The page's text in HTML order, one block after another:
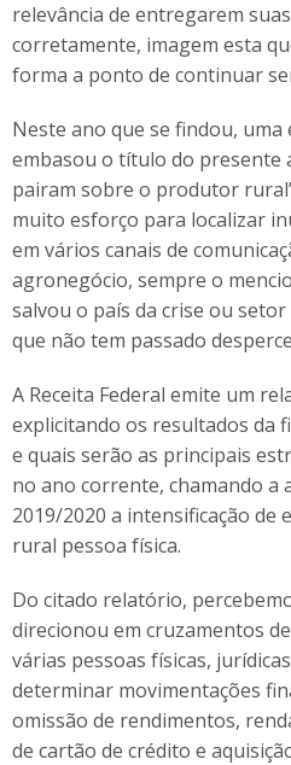
relevância de entregarem
corretamente, imagem esta
forma a ponto de continuar
Neste ano que se findou,
embasou o título do presente
pairam sobre o produtor
muito esforço para localizar
em vários canais de
agronegócio, sempre o
salvou o país da crise ou
que não tem passado
A Receita Federal emite um
explicitando os resultados da
e quais serão as principais
no ano corrente, chamando a
2019/2020 a intensificação
rural pessoa física.
Do citado relatório,
direcionou em cruzamentos
várias pessoas físicas,
determinar movimentações
omissão de rendimentos,
de cartão de crédito e